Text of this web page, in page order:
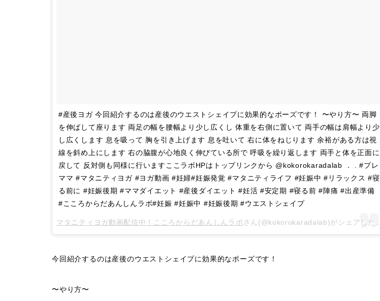
#産後ヨガ 今回紹介するのは産後のウエストシェイプに効果的なポーズです！ 〜やり方〜 両脚
を伸ばして座ります 両足の幅を腰幅より少し広くし 体重を右側に置いて 両手の幅は肩幅より少
し広くします 息を吸って 胸を引き上げます 息を吐いて 右に体をねじります 余裕がある方は視
線を斜め上にします 右の脇腹が心地良く伸びている所で 呼吸を繰り返します 両手と体を正面に
戻して 反対側も同様に行いますここラボHPはトップリンクから @kokorokaradalab ． . #プレ
ママ #マタニティヨガ #ヨガ動画 #妊婦#妊娠発覚 #マタニティライフ #妊娠中 #リラックス #寝
る前に #妊娠後期 #ママダイエット #産後ダイエット #妊活 #安定期 #寝る前 #陣痛 #出産準備
#こころからだあんしんラボ#妊娠 #妊娠中 #妊娠後期 #ウエストシェイプ
マタニティヨガ動画配信中！こころからだあんしんラボ さん(@kokorokaradalab)がシェアした投稿 –
今回紹介するのは産後のウエストシェイプに効果的なポーズです！
〜やり方〜